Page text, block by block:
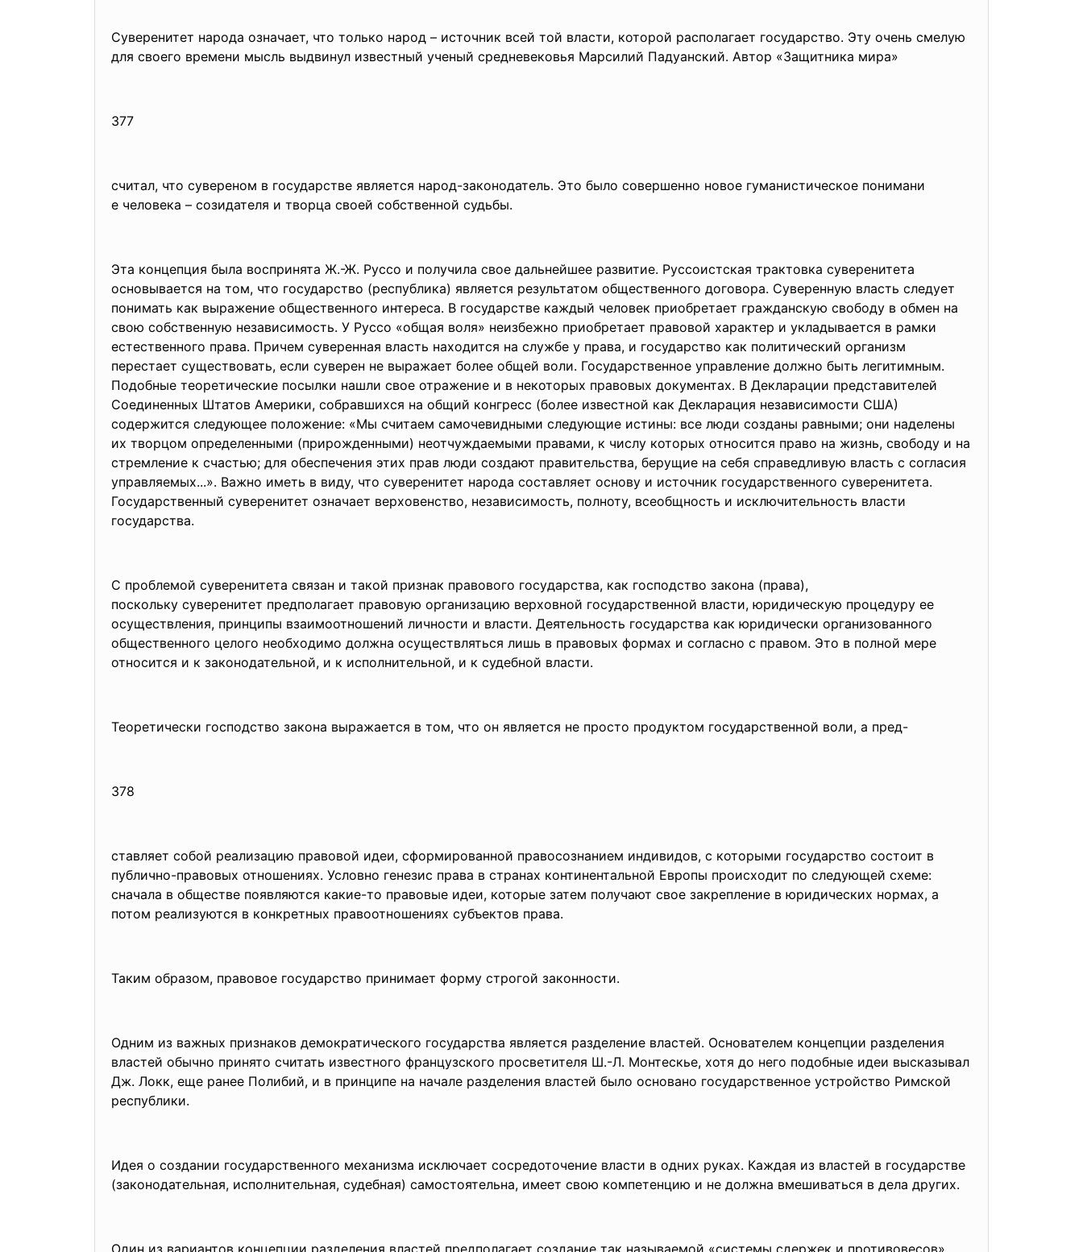
Суверенитет народа означает, что только народ – источник всей той власти, которой располагает государство. Эту очень смелую
для своего времени мысль выдвинул известный ученый средневековья Марсилий Падуанский. Автор «Защитника мира»
377
считал, что сувереном в государстве является народ-законодатель. Это было совершенно новое гуманистическое понимани
е человека – созидателя и творца своей собственной судьбы.
Эта концепция была воспринята Ж.-Ж. Руссо и получила свое дальнейшее развитие. Руссоистская трактовка суверенитета
основывается на том, что государство (республика) является результатом общественного договора. Суверенную власть следует
понимать как выражение общественного интереса. В государстве каждый человек приобретает гражданскую свободу в обмен на
свою собственную независимость. У Руссо «общая воля» неизбежно приобретает правовой характер и укладывается в рамки
естественного права. Причем суверенная власть находится на службе у права, и государство как политический организм
перестает существовать, если суверен не выражает более общей воли. Государственное управление должно быть легитимным.
Подобные теоретические посылки нашли свое отражение и в некоторых правовых документах. В Декларации представителей
Соединенных Штатов Америки, собравшихся на общий конгресс (более известной как Декларация независимости США)
содержится следующее положение: «Мы считаем самочевидными следующие истины: все люди созданы равными; они наделены
их творцом определенными (прирожденными) неотчуждаемыми правами, к числу которых относится право на жизнь, свободу и на
стремление к счастью; для обеспечения этих прав люди создают правительства, берущие на себя справедливую власть с согласия
управляемых...». Важно иметь в виду, что суверенитет народа составляет основу и источник государственного суверенитета.
Государственный суверенитет означает верховенство, независимость, полноту, всеобщность и исключительность власти
государства.
С проблемой суверенитета связан и такой признак правового государства, как господство закона (права),
поскольку суверенитет предполагает правовую организацию верховной государственной власти, юридическую процедуру ее
осуществления, принципы взаимоотношений личности и власти. Деятельность государства как юридически организованного
общественного целого необходимо должна осуществляться лишь в правовых формах и согласно с правом. Это в полной мере
относится и к законодательной, и к исполнительной, и к судебной власти.
Теоретически господство закона выражается в том, что он является не просто продуктом государственной воли, а пред-
378
ставляет собой реализацию правовой идеи, сформированной правосознанием индивидов, с которыми государство состоит в
публично-правовых отношениях. Условно генезис права в странах континентальной Европы происходит по следующей схеме:
сначала в обществе появляются какие-то правовые идеи, которые затем получают свое закрепление в юридических нормах, а
потом реализуются в конкретных правоотношениях субъектов права.
Таким образом, правовое государство принимает форму строгой законности.
Одним из важных признаков демократического государства является разделение властей. Основателем концепции разделения
властей обычно принято считать известного французского просветителя Ш.-Л. Монтескье, хотя до него подобные идеи высказывал
Дж. Локк, еще ранее Полибий, и в принципе на начале разделения властей было основано государственное устройство Римской
республики.
Идея о создании государственного механизма исключает сосредоточение власти в одних руках. Каждая из властей в государстве
(законодательная, исполнительная, судебная) самостоятельна, имеет свою компетенцию и не должна вмешиваться в дела других.
Один из вариантов концепции разделения властей предполагает создание так называемой «системы сдержек и противовесов»,